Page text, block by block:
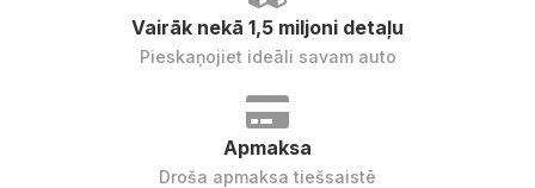
Vairāk nekā 1,5 miljoni detaļu
Pieskaņojiet ideāli savam auto
Apmaksa
Droša apmaksa tiešsaistē